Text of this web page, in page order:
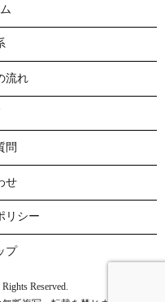
流れ
問
せ
リシー
プ
Reserved.